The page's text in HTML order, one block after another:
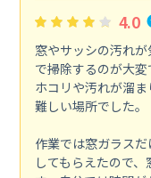
4.0
窓やサッシの汚れ
で掃除するのが大
ホコリや汚れが溜
難しい場所でした。
作業では窓ガラス
してもらえたので